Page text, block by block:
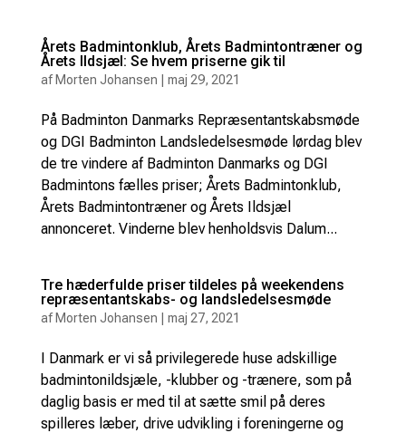
Årets Badmintonklub, Årets Badmintontræner og
Årets Ildsjæl: Se hvem priserne gik til
af Morten Johansen maj 29, 2021
På Badminton Danmarks Repræsentantskabsmøde
og DGI Badminton Landsledelsesmøde lørdag blev
de tre vindere af Badminton Danmarks og DGI
Badmintons fælles priser; Årets Badmintonklub,
Årets Badmintontræner og Årets Ildsjæl
annonceret. Vinderne blev henholdsvis Dalum...
Tre hæderfulde priser tildeles på weekendens
repræsentantskabs- og landsledelsesmøde
af Morten Johansen maj 27, 2021
I Danmark er vi så privilegerede huse adskillige
badmintonildsjæle, -klubber og -trænere, som på
daglig basis er med til at sætte smil på deres
spilleres læber, drive udvikling i foreningerne og